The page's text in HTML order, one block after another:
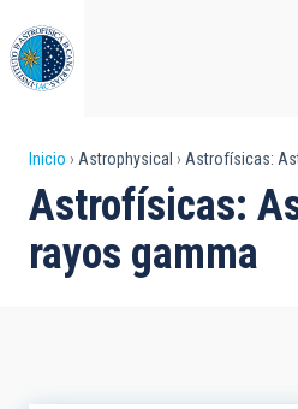
al
contenido
principal
Sobrescribir
enlaces
de
Inicio Astrophysical Astrofísicas:
Astrofísicas:
rayos gamma